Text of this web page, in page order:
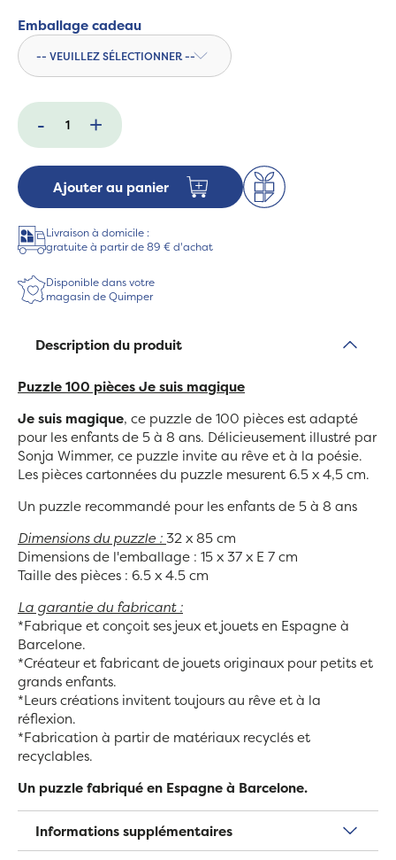
Emballage cadeau
- +
Ajouter au panier
Livraison à domicile :
gratuite à partir de 89 € d'achat
Disponible dans votre
magasin de Quimper
Description du produit
Puzzle 100 pièces Je suis magique
Je suis magique, ce puzzle de 100 pièces est adapté
pour les enfants de 5 à 8 ans. Délicieusement illustré par
Sonja Wimmer, ce puzzle invite au rêve et à la poésie.
Les pièces cartonnées du puzzle mesurent 6.5 x 4,5 cm.
Un puzzle recommandé pour les enfants de 5 à 8 ans
Dimensions du puzzle :32 x 85 cm
Dimensions de l'emballage : 15 x 37 x E 7 cm
Taille des pièces : 6.5 x 4.5 cm
La garantie du fabricant :
*Fabrique et conçoit ses jeux et jouets en Espagne à
Barcelone.
*Créateur et fabricant de jouets originaux pour petits et
grands enfants.
*Leurs créations invitent toujours au rêve et à la
réflexion.
*Fabrication à partir de matériaux recyclés et
recyclables.
Un puzzle fabriqué en Espagne à Barcelone.
Informations supplémentaires